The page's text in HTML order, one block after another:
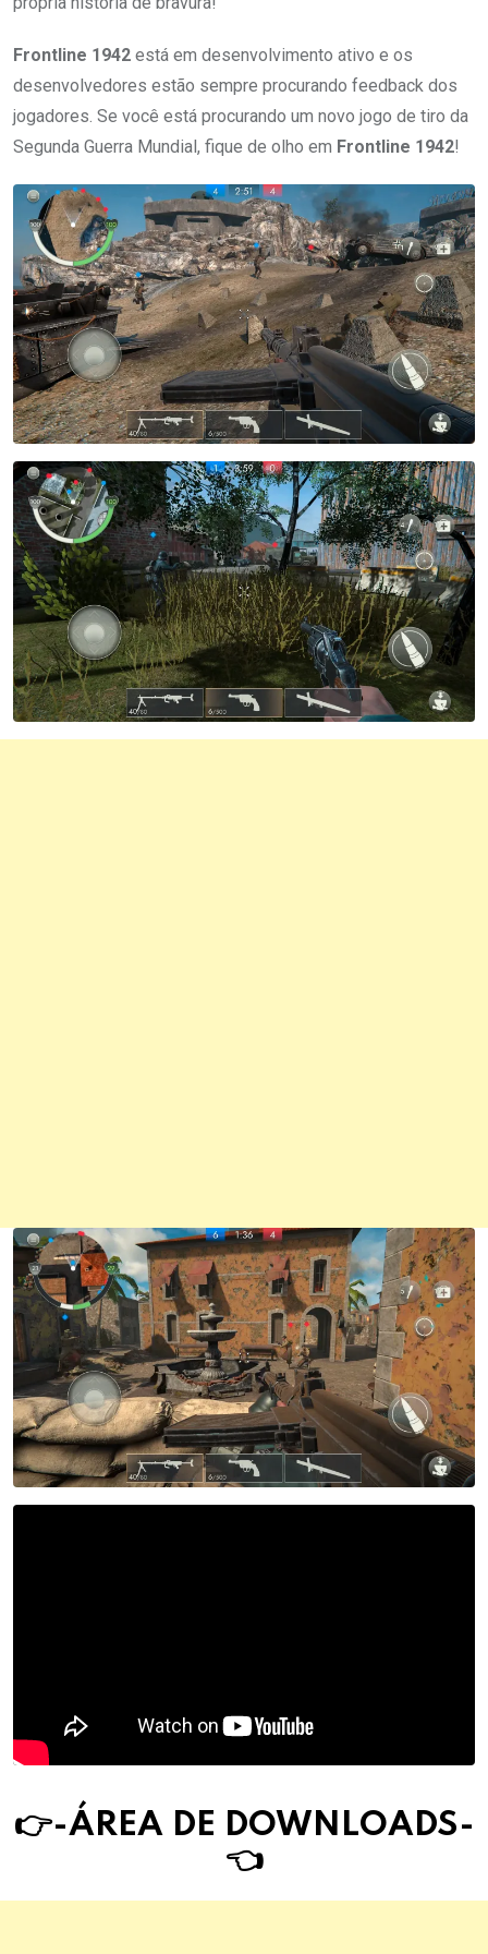
Frontline 1942 está em desenvolvimento ativo e os
desenvolvedores estão sempre procurando feedback dos
jogadores. Se você está procurando um novo jogo de tiro da
Segunda Guerra Mundial, fique de olho em Frontline 1942!
👉-ÁREA DE DOWNLOADS-
👈